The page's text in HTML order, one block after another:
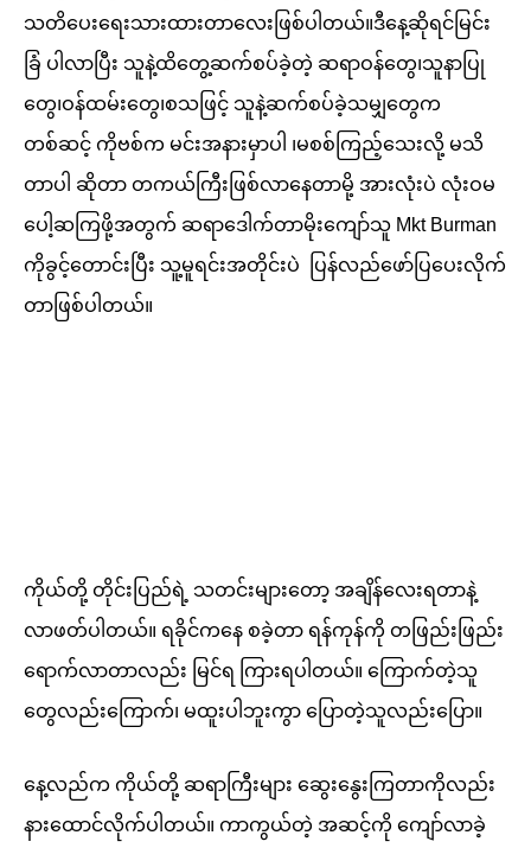
သတိပေးရေးသားထားတာလေးဖြစ်ပါတယ်။ဒီနေ့ဆိုရင်မြင်း
ခြံ ပါလာပြီး သူနဲ့ထိတွေ့ဆက်စပ်ခဲ့တဲ့ ဆရာဝန်တွေ၊သူနာပြု
တွေ၊ဝန်ထမ်းတွေ၊စသဖြင့် သူနဲ့ဆက်စပ်ခဲ့သမျှတွေက
တစ်ဆင့် ကိုဗစ်က မင်းအနားမှာပါ ၊မစစ်ကြည့်သေးလို့ မသိ
တာပါ ဆိုတာ တကယ်ကြီးဖြစ်လာနေတာမို့ အားလုံးပဲ လုံးဝမ
ပေါ့ဆကြဖို့အတွက် ဆရာဒေါက်တာမိုးကျော်သူ Mkt Burman
ကိုခွင့်တောင်းပြီး သူ့မူရင်းအတိုင်းပဲ ပြန်လည်ဖော်ပြပေးလိုက်
တာဖြစ်ပါတယ်။
ကိုယ်တို့ တိုင်းပြည်ရဲ့ သတင်းများတော့ အချိန်လေးရတာနဲ့
လာဖတ်ပါတယ်။ ရခိုင်ကနေ စခဲ့တာ ရန်ကုန်ကို တဖြည်းဖြည်း
ရောက်လာတာလည်း မြင်ရ ကြားရပါတယ်။ ကြောက်တဲ့သူ
တွေလည်းကြောက်၊ မထူးပါဘူးကွာ ပြောတဲ့သူလည်းပြော။
နေ့လည်က ကိုယ်တို့ ဆရာကြီးများ ဆွေးနွေးကြတာကိုလည်း
နားထောင်လိုက်ပါတယ်။ ကာကွယ်တဲ့ အဆင့်ကို ကျော်လာခဲ့